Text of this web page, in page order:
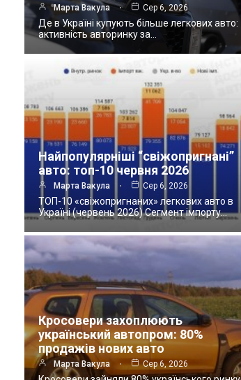
Марта Вакула Сер 6, 2026
Де в Україні купують більше легкових авто:
активність авторинку за…
Найпопулярніші “свіжопригнані”
авто: топ-10 червня 2026
Марта Вакула Сер 6, 2026
ТОП-10 «свіжопригнаних» легкових авто в
Україні (червень 2026) Сегмент імпорту…
Кросовери захоплюють
український автопром: 80%
продажів нових авто
Марта Вакула Сер 6, 2026